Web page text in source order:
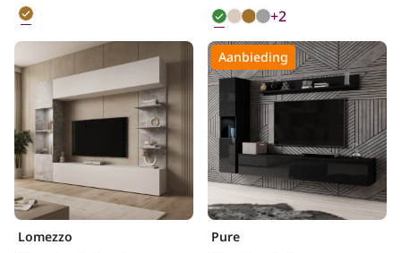
+2
Lomezzo
Aanbieding
Pure